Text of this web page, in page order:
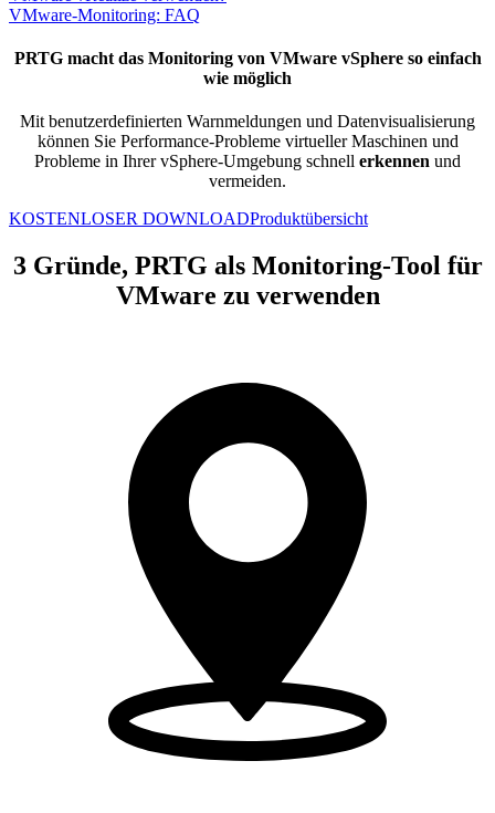
VMware-Monitoring: FAQ
PRTG macht das Monitoring von VMware vSphere so einfach
wie möglich
Mit benutzerdefinierten Warnmeldungen und Datenvisualisierung
können Sie Performance-Probleme virtueller Maschinen und
Probleme in Ihrer vSphere-Umgebung schnell erkennen und
vermeiden.
KOSTENLOSER DOWNLOADProduktübersicht
3 Gründe, PRTG als Monitoring-Tool für
VMware zu verwenden